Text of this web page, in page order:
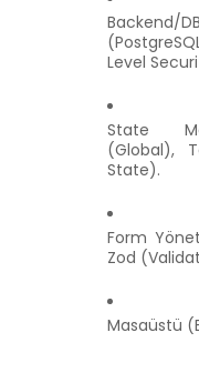
Level
State
(Global),
State).
Form
Zod
Masaüstü